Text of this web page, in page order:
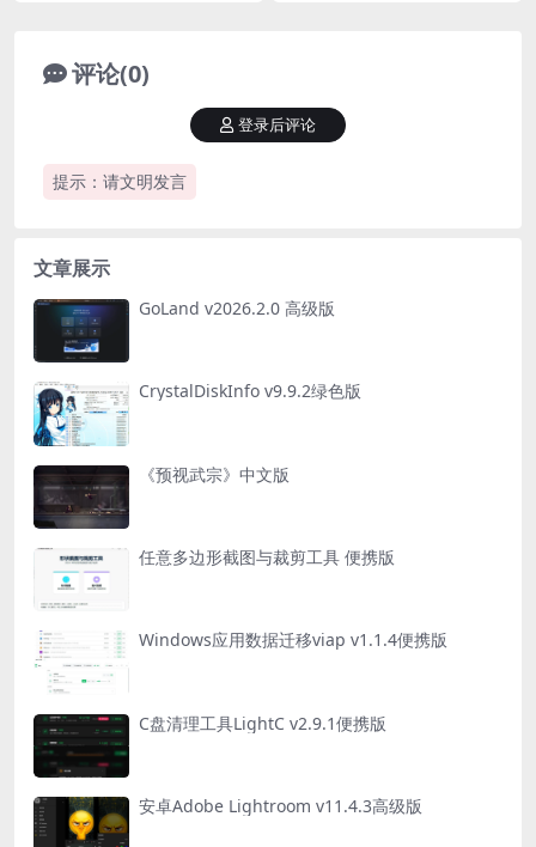
评论(0)
提示：请文明发言
登录后评论
文章展示
GoLand v2026.2.0 高级版
CrystalDiskInfo v9.9.2绿色版
《预视武宗》中文版
任意多边形截图与裁剪工具 便携版
Windows应用数据迁移viap v1.1.4便携版
C盘清理工具LightC v2.9.1便携版
安卓Adobe Lightroom v11.4.3高级版